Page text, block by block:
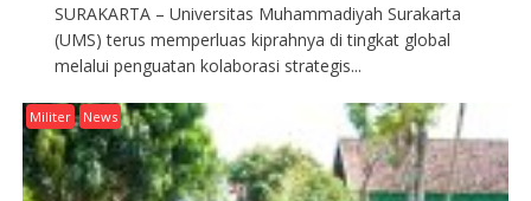
SURAKARTA – Universitas Muhammadiyah Surakarta
(UMS) terus memperluas kiprahnya di tingkat global
melalui penguatan kolaborasi strategis...
Militer News